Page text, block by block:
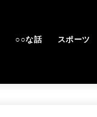
○○な話 スポーツ